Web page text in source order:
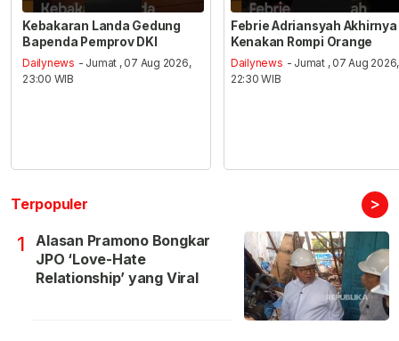
Kebakaran Landa Gedung
Bapenda Pemprov DKI
Dailynews - Jumat , 07 Aug 2026,
23:00 WIB
Febrie Adriansyah Akhirnya
Kenakan Rompi Orange
Dailynews - Jumat , 07 Aug 2026,
22:30 WIB
Terpopuler >
1
Alasan Pramono Bongkar
JPO ‘Love-Hate
Relationship’ yang Viral